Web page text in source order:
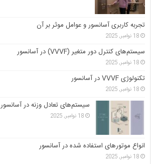
تجربه کاربری آسانسور و عوامل موثر بر آن
18 نوامبر, 2025
سیستم‌های کنترل دور متغیر (VVVF) در آسانسور
18 نوامبر, 2025
تکنولوژی VVVF در آسانسور
18 نوامبر, 2025
سیستم‌های تعادل وزنه در آسانسور
18 نوامبر, 2025
انواع موتورهای استفاده شده در آسانسور
18 نوامبر, 2025